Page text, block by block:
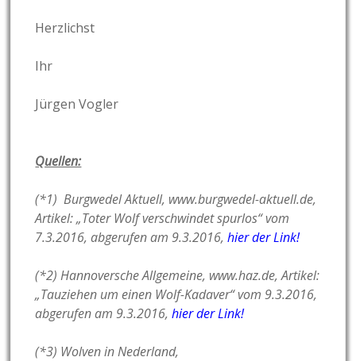
Herzlichst
Ihr
Jürgen Vogler
Quellen:
(*1) Burgwedel Aktuell, www.burgwedel-aktuell.de,
Artikel: „Toter Wolf verschwindet spurlos“ vom
7.3.2016, abgerufen am 9.3.2016,hier der Link!
(*2) Hannoversche Allgemeine, www.haz.de, Artikel:
„Tauziehen um einen Wolf-Kadaver“ vom 9.3.2016,
abgerufen am 9.3.2016,hier der Link!
(*3) Wolven in Nederland,